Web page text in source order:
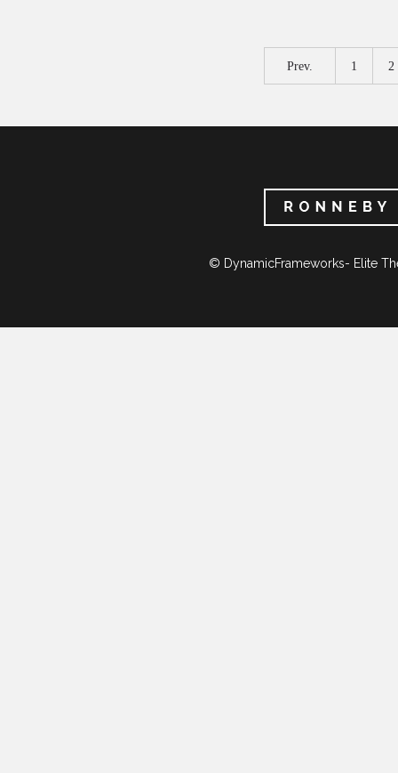
Prev. 1 2
© DynamicFrameworks- Elite